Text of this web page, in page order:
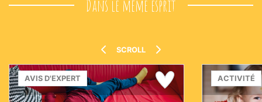
Dans le même esprit
SCROLL
AVIS D'EXPERT ACTIVITÉ